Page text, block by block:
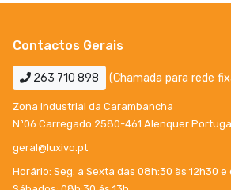
Contactos Gerais
263 710 898 (Chamada para rede
Zona Industrial da Carambancha
Nº06 Carregado 2580-461 Alenquer
geral@luxivo.pt
Horário: Seg. a Sexta das 08h:30 às 12h30 e